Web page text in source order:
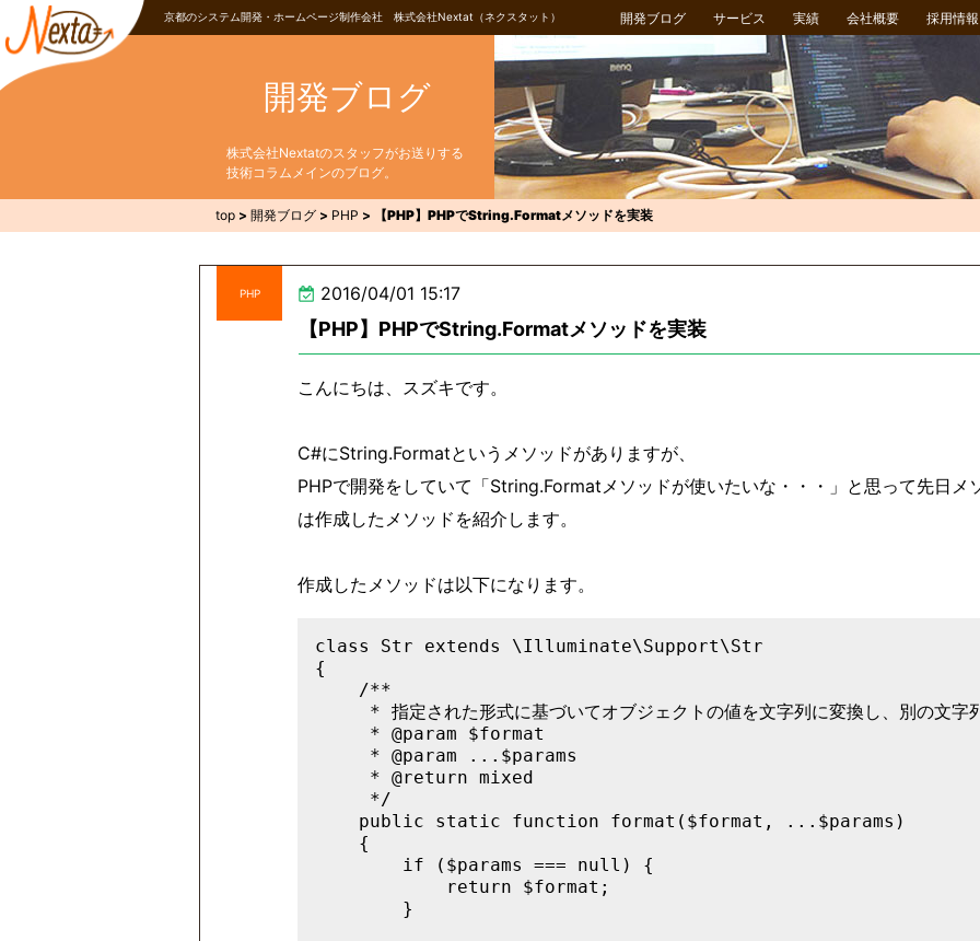
京都のシステム開発・ホームページ制作会社 株式会社Nextat（ネクスタット） 開発ブログ サービス 実績 会社概要 採用情報
開発ブログ
株式会社Nextatのスタッフがお送りする
技術コラムメインのブログ。
top > 開発ブログ > PHP > 【PHP】PHPでString.Formatメソッドを実装
PHP 2016/04/01 15:17
【PHP】PHPでString.Formatメソッドを実装
こんにちは、スズキです。
C#にString.Formatというメソッドがありますが、
PHPで開発をしていて「String.Formatメソッドが使いたいな・・・」と思って先日メ
は作成したメソッドを紹介します。
作成したメソッドは以下になります。
class Str extends \Illuminate\Support\Str
{
/**
* 指定された形式に基づいてオブジェクトの値を文字列に変換し、別の文字
* @param $format
* @param ...$params
* @return mixed
*/
public static function format($format, ...$params)
{
if ($params === null) {
return $format;
}